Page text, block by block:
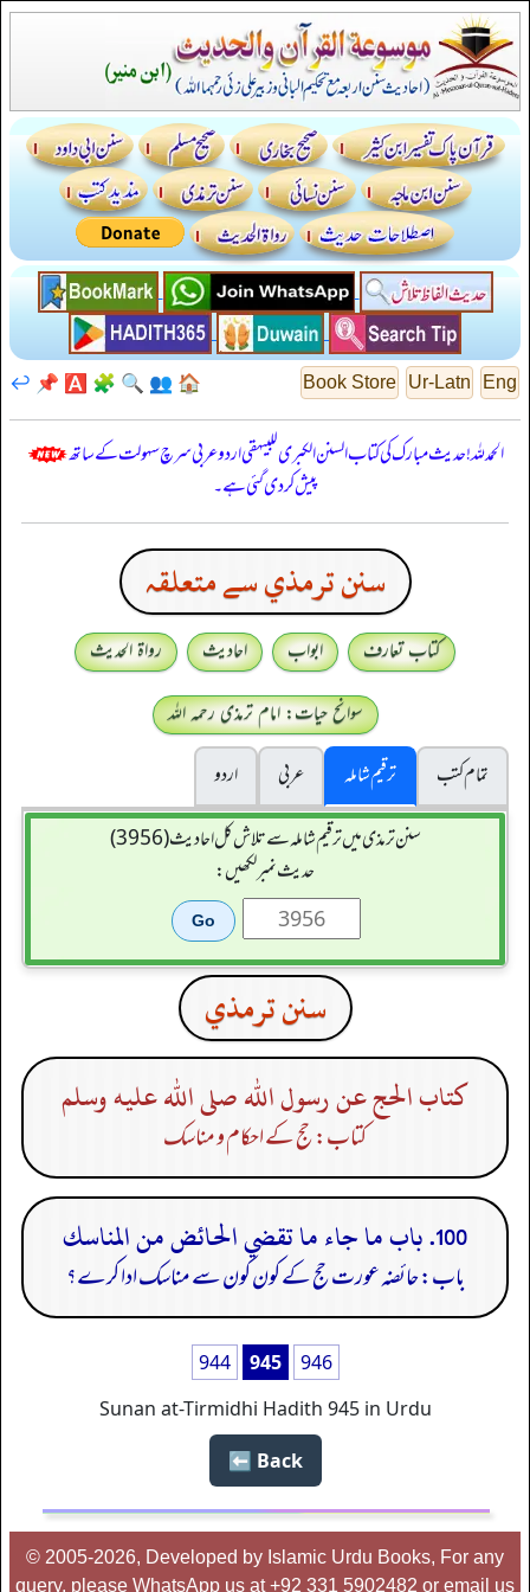
Eng
Ur-Latn
Book Store
🏠
👥
🔍
🧩
🅰️
📌
↩️
الحمدللہ! حدیث مبارک کی کتاب السنن الكبرى للبيهقي اردو عربی سرچ سہولت کے ساتھ
پیش کر دی گئی ہے۔
سنن ترمذي سے متعلقہ
کتاب تعارف ابواب احادیث
رواۃ الحدیث
سوانح حیات: امام ترمذی رحمہ اللہ
تمام کتب
ترقیم شاملہ عربی
اردو
سنن ترمذی میں ترقیم شاملہ سے تلاش کل احادیث (3956)
حدیث نمبر لکھیں:
سنن ترمذي
كتاب الحج عن رسول الله صلى الله عليه وسلم
کتاب: حج کے احکام و مناسک
100. باب ما جاء ما تقضي الحائض من المناسك
باب: حائضہ عورت حج کے کون کون سے مناسک ادا کرے؟
944 945
946
Sunan at-Tirmidhi Hadith 945 in Urdu
Back ⬅️
© 2005-2026, Developed by Islamic Urdu Books, For any
query, please WhatsApp us at +92 331 5902482 or email us